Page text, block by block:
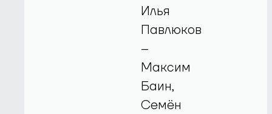
Илья
Павлюков
–
Максим
Баин,
Семён